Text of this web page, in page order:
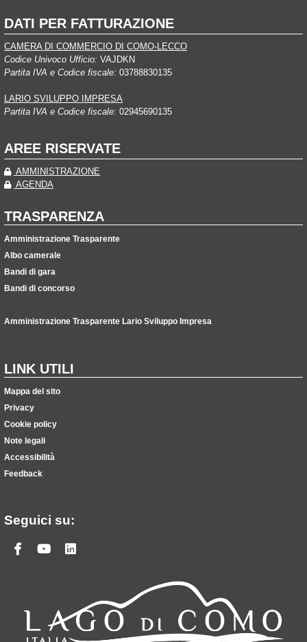
DATI PER FATTURAZIONE
CAMERA DI COMMERCIO DI COMO-LECCO
Codice Univoco Ufficio: VAJDKN
Partita IVA e Codice fiscale: 03788830135
LARIO SVILUPPO IMPRESA
Partita IVA e Codice fiscale: 02945690135
AREE RISERVATE
AMMINISTRAZIONE
AGENDA
TRASPARENZA
Amministrazione Trasparente
Albo camerale
Bandi di gara
Bandi di concorso
Amministrazione Trasparente Lario Sviluppo Impresa
LINK UTILI
Mappa del sito
Privacy
Cookie policy
Note legali
Accessibilità
Feedback
Seguici su:
Facebook
Youtube